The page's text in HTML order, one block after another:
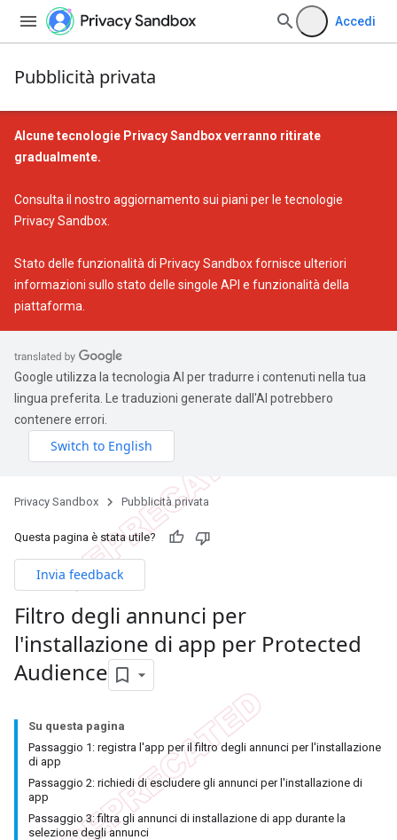
Accedi
Pubblicità privata
Alcune tecnologie Privacy Sandbox verranno ritirate
gradualmente.
Consulta il nostro aggiornamento sui piani per le tecnologie
Privacy Sandbox
Stato delle funzionalità di Privacy Sandboxfornisce ulteriori
informazioni sullo stato delle singole API e funzionalità della
piattaforma.
Google utilizza la tecnologia AI per tradurre i contenuti nella tua
lingua preferita. Le traduzioni generate dall'AI potrebbero
contenere errori.
Privacy Sandbox Pubblicità privata
Questa pagina è stata utile?
Invia feedback
Filtro degli annunci per
l'installazione di app per Protected
Audience
Su questa pagina
Passaggio 1: registra l'app per il filtro degli annunci per l'installazione
di app
Passaggio 2: richiedi di escludere gli annunci per l'installazione di
app
Passaggio 3: filtra gli annunci di installazione di app durante la
selezione degli annunci